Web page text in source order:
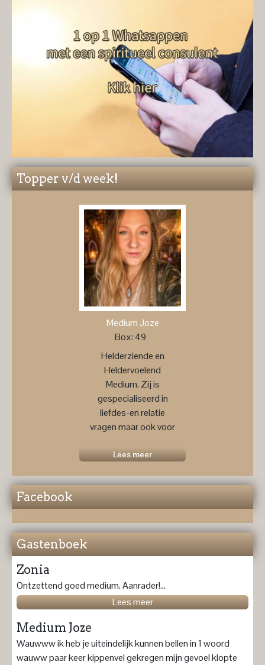
Topper v/d week!
Medium Joze
Box: 49
Helderziende en
Heldervoelend
Medium. Zij is
gespecialiseerd in
liefdes-en relatie
vragen maar ook voor
toekomstprognose ....
Lees meer
Facebook
Gastenboek
Zonia
Ontzettend goed medium. Aanrader!...
Lees meer
Medium Joze
Wauwww ik heb je uiteindelijk kunnen bellen in 1 woord
wauww paar keer kippenvel gekregen mijn gevoel klopte